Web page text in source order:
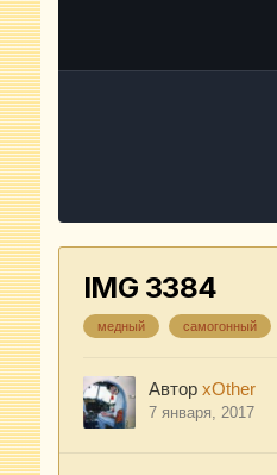
IMG 3384
медный самогонный
Автор xOther
7 января, 2017